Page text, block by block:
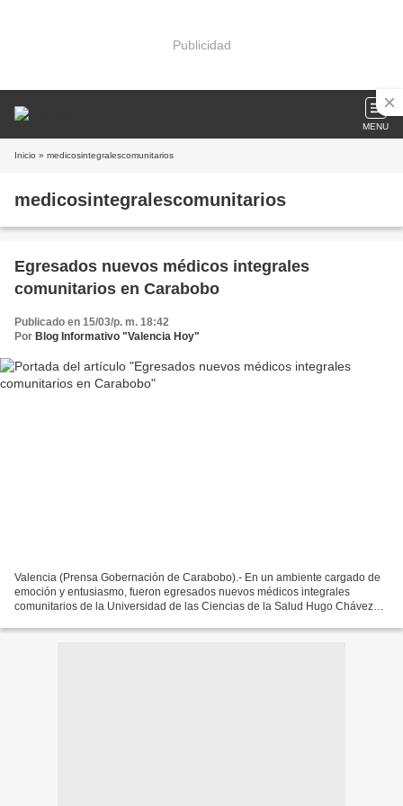
Publicidad
MENU
Inicio » medicosintegralescomunitarios
medicosintegralescomunitarios
Egresados nuevos médicos integrales
comunitarios en Carabobo
Publicado en 15/03/p. m. 18:42
Por Blog Informativo "Valencia Hoy"
Valencia (Prensa Gobernación de Carabobo).- En un ambiente cargado de
emoción y entusiasmo, fueron egresados nuevos médicos integrales
comunitarios de la Universidad de las Ciencias de la Salud Hugo Chávez